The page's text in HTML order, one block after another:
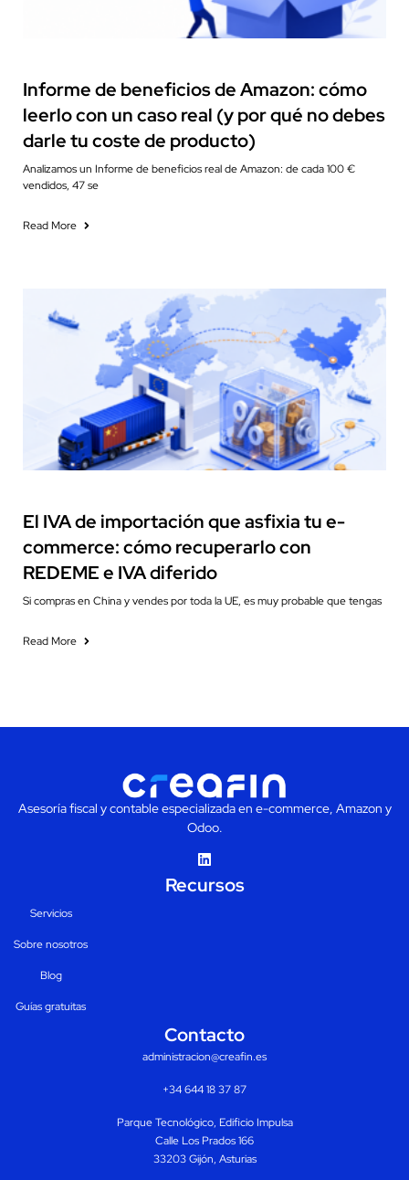
Informe de beneficios de Amazon: cómo
leerlo con un caso real (y por qué no debes
darle tu coste de producto)
Analizamos un Informe de beneficios real de Amazon: de cada 100 €
vendidos, 47 se
Read More
El IVA de importación que asfixia tu e-
commerce: cómo recuperarlo con
REDEME e IVA diferido
Si compras en China y vendes por toda la UE, es muy probable que tengas
Read More
Asesoría fiscal y contable especializada en e-commerce, Amazon y
Odoo.
Recursos
Servicios
Sobre nosotros
Blog
Guías gratuitas
Contacto
administracion@creafin.es
+34 644 18 37 87
Parque Tecnológico, Edificio Impulsa
Calle Los Prados 166
33203 Gijón, Asturias